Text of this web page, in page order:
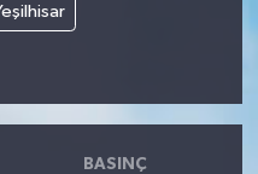
BASINÇ